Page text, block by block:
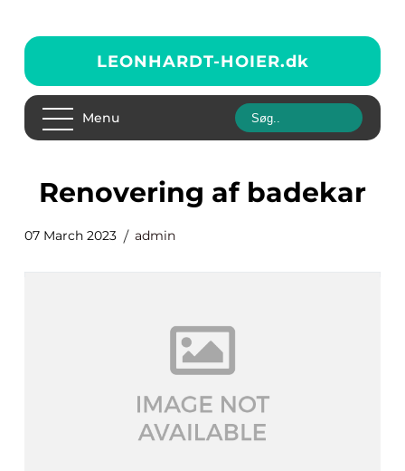
LEONHARDT-HOIER.dk
Menu
Renovering af badekar
07 March 2023 admin